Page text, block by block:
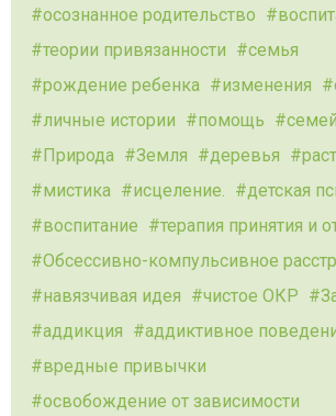
осознанное родительство
теории привязанности
семья
рождение ребенка
изменения
личные истории
помощь
Природа
Земля деревья
мистика
исцеление.
детская
воспитание
терапия принятия и
Обсессивно-компульсивное
навязчивая идея
чистое ОКР
аддикция
аддиктивное
вредные привычки
освобождение от зависимости